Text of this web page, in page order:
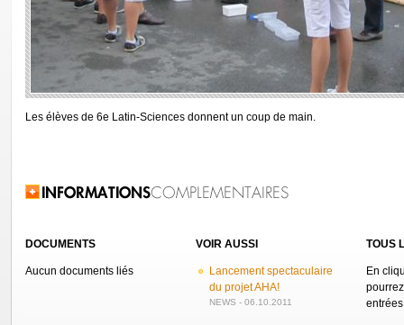
Les élèves de 6e Latin-Sciences donnent un coup de main.
Related Information
DOCUMENTS
Aucun documents liés
VOIR AUSSI
Lancement spectaculaire
du projet AHA!
NEWS - 06.10.2011
TOUS
En